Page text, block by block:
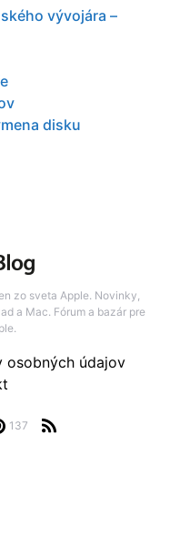
vývojára –
disku
zo sveta Apple. Novinky,
a Mac. Fórum a bazár pre
137
osobných údajov